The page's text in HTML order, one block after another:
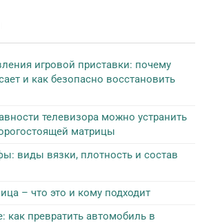
игровой приставки: почему
и как безопасно восстановить
телевизора можно устранить
матрицы
виды вязки, плотность и состав
– что это и кому подходит
как превратить автомобиль в